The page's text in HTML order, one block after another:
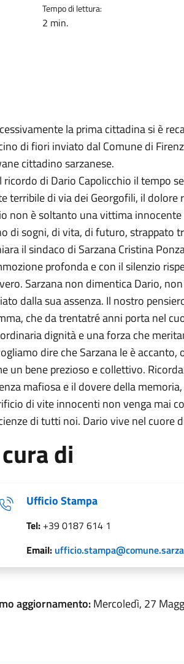
Tempo di lettura:
2 min.
la prima cittadina si è
di fiori inviato dal Comune di
cittadino sarzanese.
ricordo di Dario Capolicchio il tempo
terribile di via dei Georgofili, il
non è soltanto una vittima
di sogni, di vita, di futuro, strappato
il sindaco di Sarzana Cristina
profonda e con il silenzio
Sarzana non dimentica Dario,
dalla sua assenza. Il nostro
che da trentatré anni porta nel
dignità e una forza che
dire che Sarzana le è
un bene prezioso e collettivo.
mafiosa e il dovere della
di vite innocenti non venga mai
di tutti noi. Dario vive nel cuore
di
Ufficio Stampa
Tel: +39 0187 614 1
Email:
aggiornamento:Mercoledì, 27